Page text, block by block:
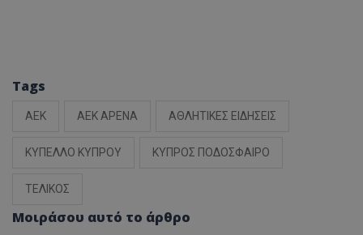
Tags
ΑΕΚ ΑΕΚ ΑΡΕΝΑ ΑΘΛΗΤΙΚΕΣ ΕΙΔΗΣΕΙΣ
ΚΥΠΕΛΛΟ ΚΥΠΡΟΥ ΚΥΠΡΟΣ ΠΟΔΟΣΦΑΙΡΟ
ΤΕΛΙΚΟΣ
Μοιράσου αυτό το άρθρο